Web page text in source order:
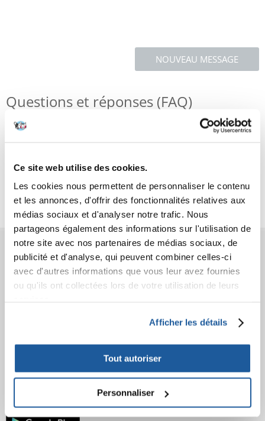
Ce site web utilise des cookies.
Les cookies nous permettent de personnaliser le contenu
et les annonces, d'offrir des fonctionnalités relatives aux
médias sociaux et d'analyser notre trafic. Nous
partageons également des informations sur l'utilisation de
notre site avec nos partenaires de médias sociaux, de
publicité et d'analyse, qui peuvent combiner celles-ci
avec d'autres informations que vous leur avez fournies
ou qu'ils ont collectées lors de votre utilisation de leurs
Afficher les détails
Tout autoriser
Personnaliser
NOUVEAU MESSAGE
Questions et réponses (FAQ)
Critiques
Photos supplémentaires
AVANT L'ACHAT
COMMANDES
APPRENEZ À NOUS CONNAÎTRE